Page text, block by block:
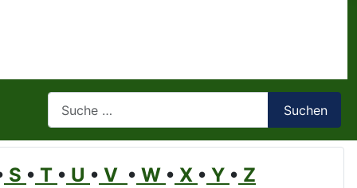
Suchen
S • T • U • V • W • X • Y • Z